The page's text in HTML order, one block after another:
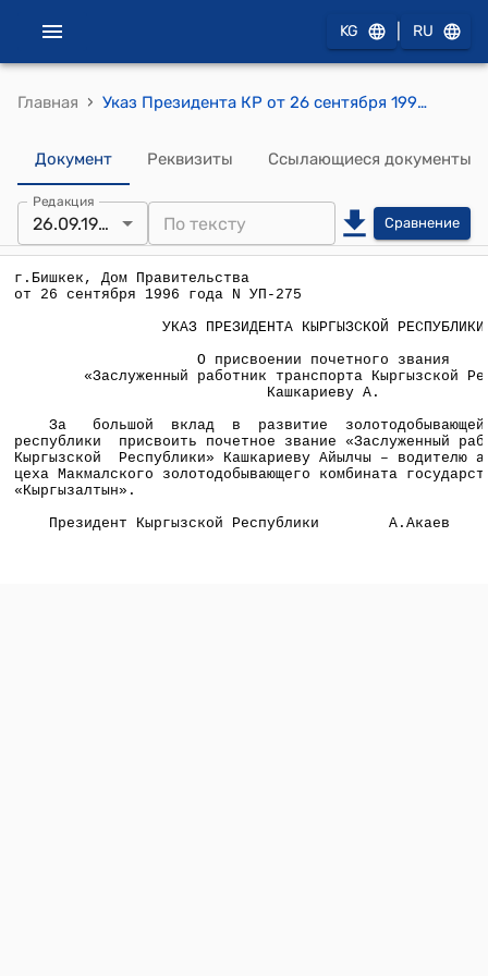
KG RU
Главная › Указ Президента КР от 26 сентября 1996 года УП №275 "О присвоении почетного звания "Заслуженный работник транспорта Кыргызской Республики" Кашкариеву А."
Документ Реквизиты Ссылающиеся документы
Редакция
26.09.1996 Сравнение